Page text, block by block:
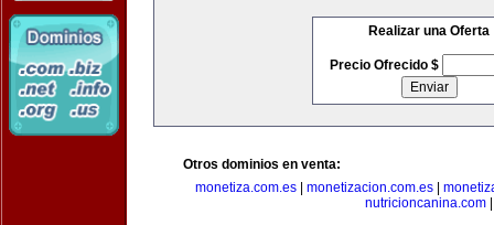
Realizar una Oferta
Precio Ofrecido $
Otros dominios en venta:
monetiza.com.es| monetizacion.com.es|
nutricioncanina.com